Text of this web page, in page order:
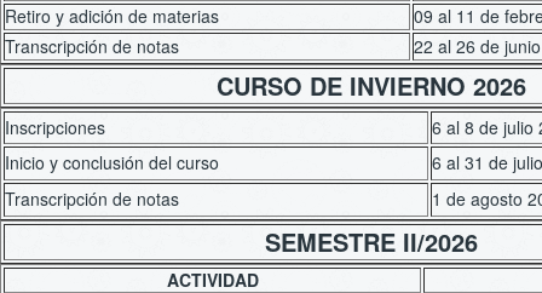
Retiro y adición de materias
09 al 11 de
Transcripción de notas
22 al 26 de
CURSO DE INVIERNO 2026
Inscripciones
6 al 8 de julio
Inicio y conclusión del curso
6 al 31 de
Transcripción de notas
1 de agosto
SEMESTRE II/2026
ACTIVIDAD